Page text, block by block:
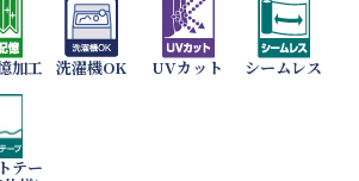
加工 洗濯機OK UVカット シームレス
テー